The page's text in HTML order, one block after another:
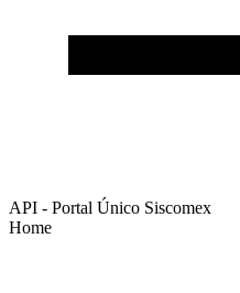
API - Portal Único Siscomex
Home